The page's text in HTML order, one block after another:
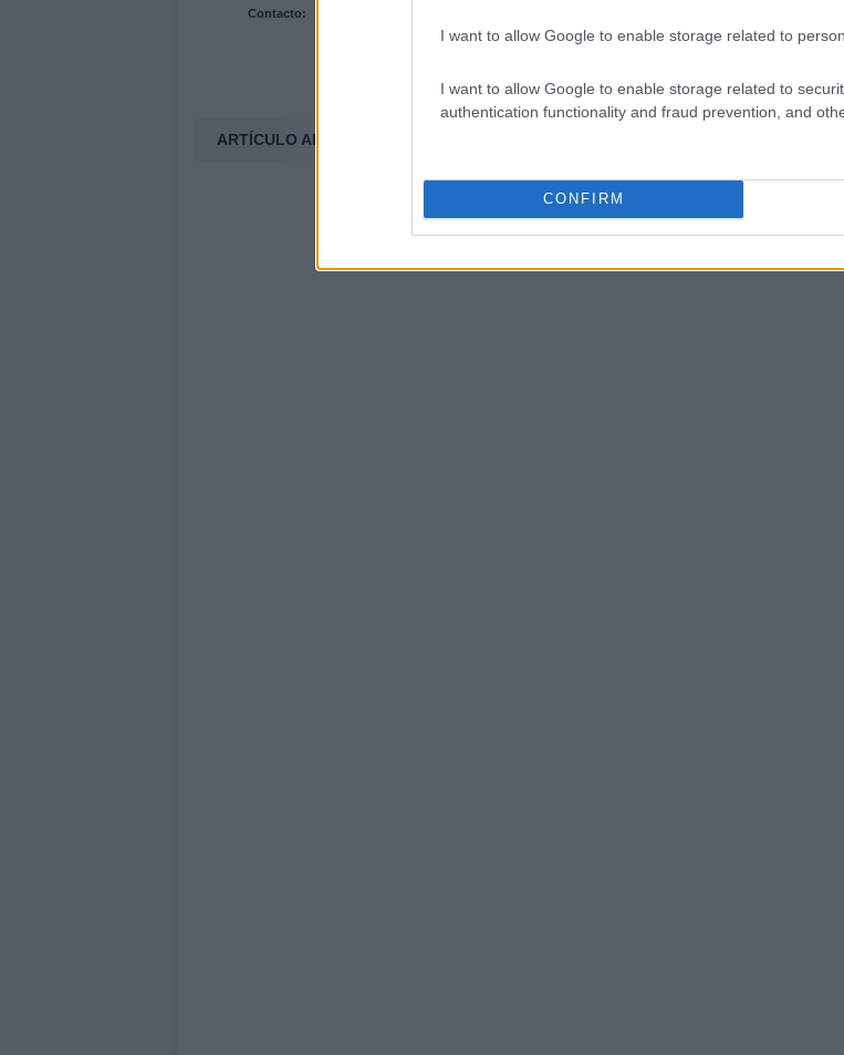
I want to allow Google to enable storage related to
I want to allow Google to enable storage related to
authentication functionality and fraud prevention, and
CONFIRM
Contacto:
ARTÍCULO ANTERIOR